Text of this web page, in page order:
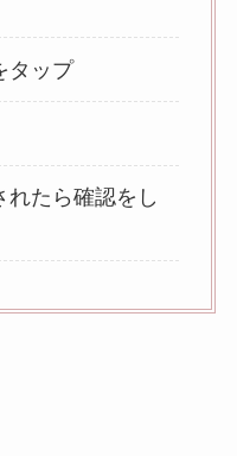
タップ
れたら確認をし